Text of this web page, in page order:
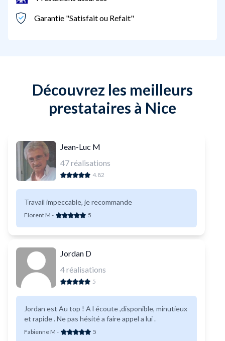
Garantie "Satisfait ou Refait"
Découvrez les meilleurs
prestataires à Nice
Jean-Luc M
47réalisations
4.82
Travail impeccable, je recommande
Florent M - 5
Jordan D
4réalisations
5
Jordan est Au top ! A l écoute ,disponible, minutieux
et rapide . Ne pas hésité a faire appel a lui .
Fabienne M - 5